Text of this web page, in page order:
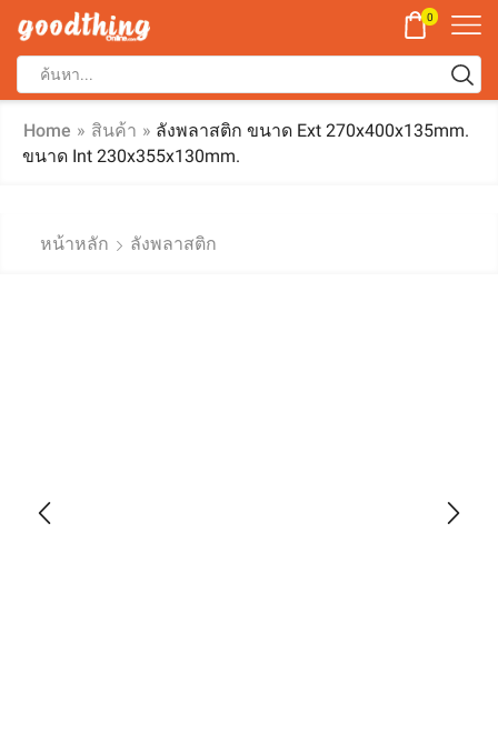
0
Home » สินค้า » ลังพลาสติก ขนาด Ext 270x400x135mm.
ขนาด Int 230x355x130mm.
หน้าหลัก ลังพลาสติก